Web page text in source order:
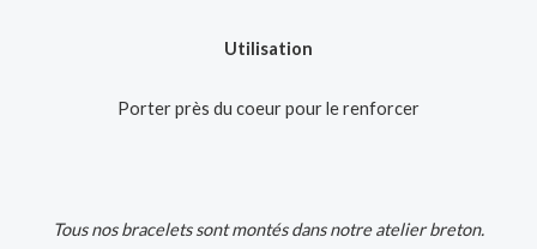
Utilisation
Porter près du coeur pour le renforcer
Tous nos bracelets sont montés dans notre atelier breton.